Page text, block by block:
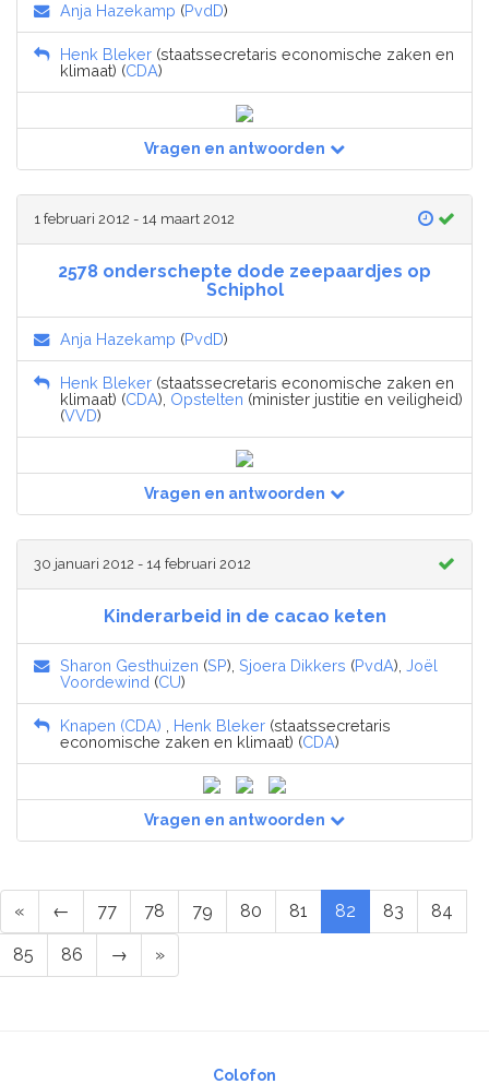
Anja Hazekamp (PvdD)
Henk Bleker (staatssecretaris economische zaken en
klimaat) (CDA)
Vragen en antwoorden
1 februari 2012 - 14 maart 2012
2578 onderschepte dode zeepaardjes op
Schiphol
Anja Hazekamp (PvdD)
Henk Bleker (staatssecretaris economische zaken en
klimaat) (CDA), Opstelten (minister justitie en veiligheid)
(VVD)
Vragen en antwoorden
30 januari 2012 - 14 februari 2012
Kinderarbeid in de cacao keten
Sharon Gesthuizen (SP), Sjoera Dikkers (PvdA), Joël
Voordewind (CU)
Knapen (CDA) Henk Bleker (staatssecretaris
economische zaken en klimaat) (CDA)
Vragen en antwoorden
« ← 77 78 79 80 81 82 83 84
85 86 → »
Colofon